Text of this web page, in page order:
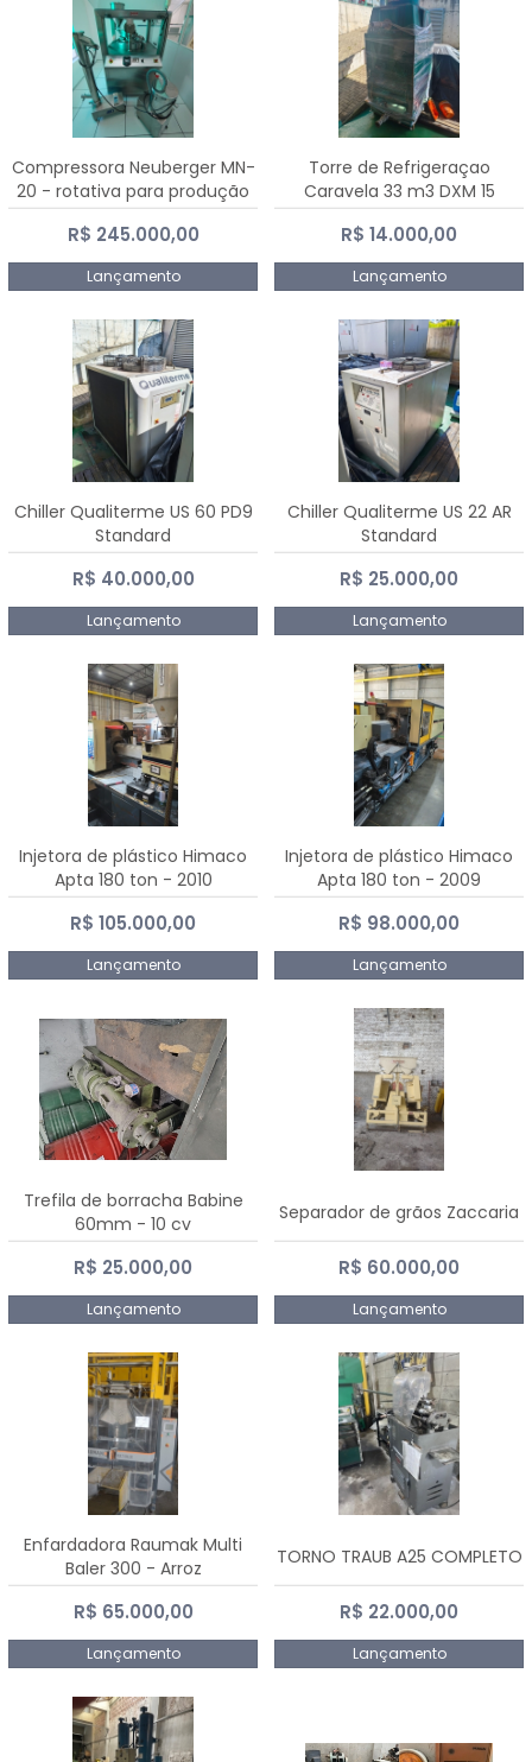
Compressora Neuberger MN-
20 - rotativa para produção
de comprimidos
R$ 245.000,00
Lançamento
Torre de Refrigeraçao
Caravela 33 m3 DXM 15
R$ 14.000,00
Lançamento
Chiller Qualiterme US 60 PD9
Standard
R$ 40.000,00
Lançamento
Chiller Qualiterme US 22 AR
Standard
R$ 25.000,00
Lançamento
Injetora de plástico Himaco
Apta 180 ton - 2010
R$ 105.000,00
Lançamento
Injetora de plástico Himaco
Apta 180 ton - 2009
R$ 98.000,00
Lançamento
Trefila de borracha Babine
60mm - 10 cv
R$ 25.000,00
Lançamento
Separador de grãos Zaccaria
R$ 60.000,00
Lançamento
Enfardadora Raumak Multi
Baler 300 - Arroz
R$ 65.000,00
Lançamento
TORNO TRAUB A25 COMPLETO
R$ 22.000,00
Lançamento